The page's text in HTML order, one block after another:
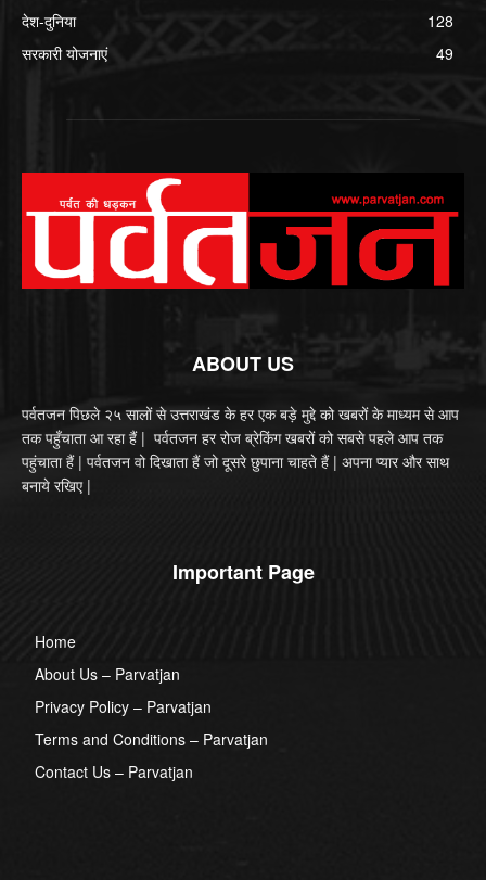
देश-दुनिया
128
सरकारी योजनाएं
49
ABOUT US
पर्वतजन पिछले २५ सालों से उत्तराखंड के हर एक बड़े मुद्दे को खबरों के माध्यम से आप
तक पहुँचाता आ रहा हैं | पर्वतजन हर रोज ब्रेकिंग खबरों को सबसे पहले आप तक
पहुंचाता हैं | पर्वतजन वो दिखाता हैं जो दूसरे छुपाना चाहते हैं | अपना प्यार और साथ
बनाये रखिए |
Important Page
Home
About Us – Parvatjan
Privacy Policy – Parvatjan
Terms and Conditions – Parvatjan
Contact Us – Parvatjan